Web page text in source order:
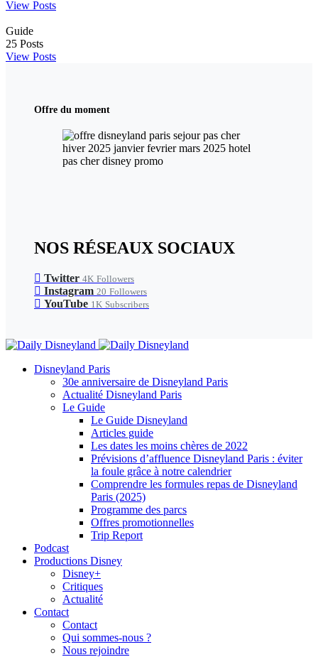
View Posts
Guide
25 Posts
View Posts
Offre du moment
NOS RÉSEAUX SOCIAUX
Twitter 4K Followers
Instagram 20 Followers
YouTube 1K Subscribers
Disneyland Paris
30e anniversaire de Disneyland Paris
Actualité Disneyland Paris
Le Guide
Le Guide Disneyland
Articles guide
Les dates les moins chères de 2022
Prévisions d’affluence Disneyland Paris : éviter
la foule grâce à notre calendrier
Comprendre les formules repas de Disneyland
Paris (2025)
Programme des parcs
Offres promotionnelles
Trip Report
Podcast
Productions Disney
Disney+
Critiques
Actualité
Contact
Contact
Qui sommes-nous ?
Nous rejoindre